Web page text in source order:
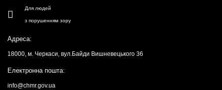
Для людей
з порушенням зору
Адреса:
18000, м. Черкаси, вул.Байди Вишневецького 36
Електронна пошта:
info@chmr.gov.ua